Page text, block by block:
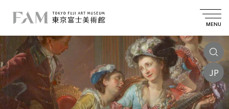
MENU
JP